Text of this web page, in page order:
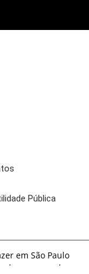
Pública
em São Paulo
de semana: shows,